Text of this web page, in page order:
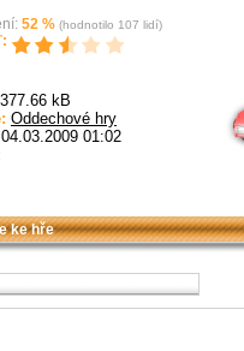
52 % (hodnotilo 107 lidí)
377.66 kB
Oddechové hry
04.03.2009 01:02
ke hře